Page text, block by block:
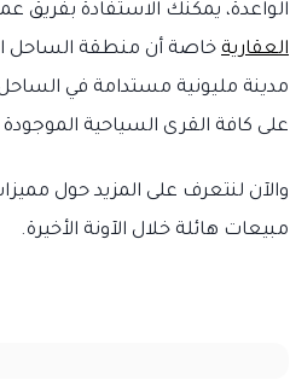
الواعدة، يمكنك الاستفادة بفريق
العقارية خاصة أن منطقة الساحل
مدينة مليونية مستدامة في
على كافة القرى السياحية
والآن لنتعرف على المزيد حول
مبيعات هائلة خلال الآونة الأخيرة.